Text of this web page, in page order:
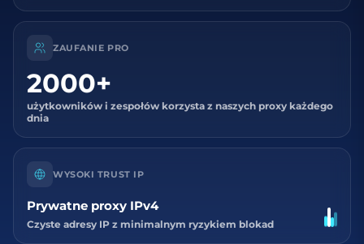
ZAUFANIE PRO
2000+
użytkowników i zespołów korzysta z naszych proxy każdego
dnia
WYSOKI TRUST IP
Prywatne proxy IPv4
Czyste adresy IP z minimalnym ryzykiem blokad